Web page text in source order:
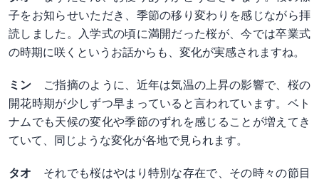
子をお知らせいただき、季節の移り変わりを感じながら拝
読しました。入学式の頃に満開だった桜が、今では卒業式
の時期に咲くというお話からも、変化が実感されますね。
ミン
ご指摘のように、近年は気温の上昇の影響で、桜の
開花時期が少しずつ早まっていると言われています。ベト
ナムでも天候の変化や季節のずれを感じることが増えてき
ていて、同じような変化が各地で見られます。
タオ それでも桜はやはり特別な存在で、その時々の節目